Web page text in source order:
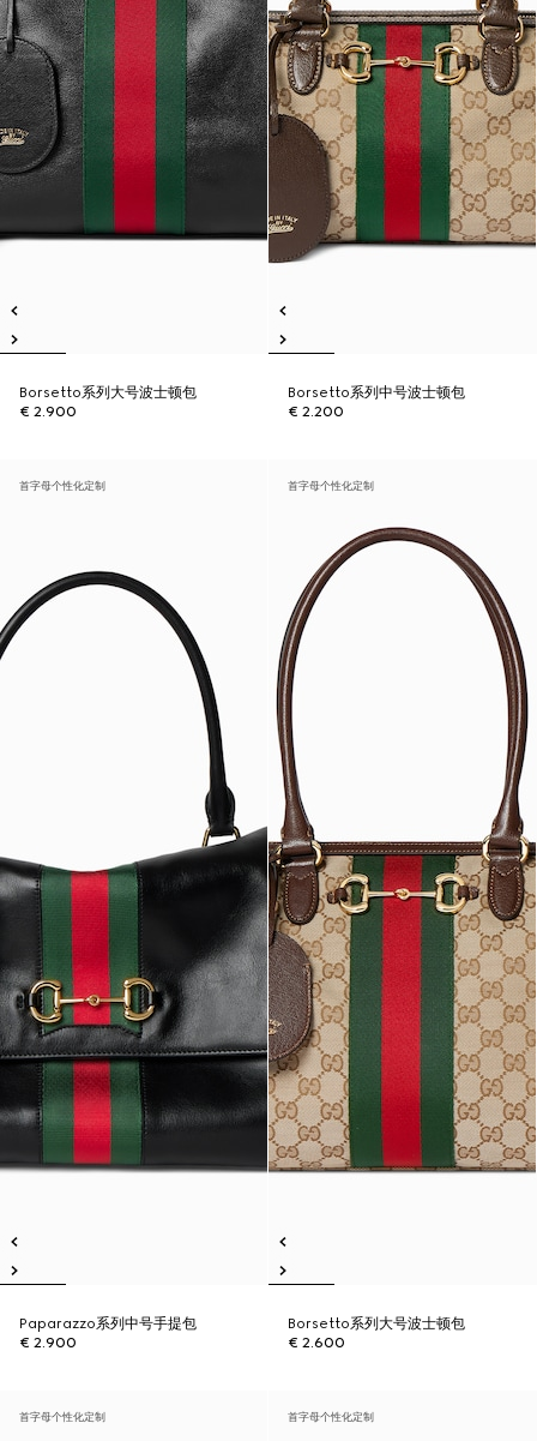
Borsetto系列大号波士顿包
€ 2.900
Borsetto系列中号波士顿包
€ 2.200
首字母个性化定制
Paparazzo系列中号手提包
€ 2.900
首字母个性化定制
Borsetto系列大号波士顿包
€ 2.600
首字母个性化定制 首字母个性化定制